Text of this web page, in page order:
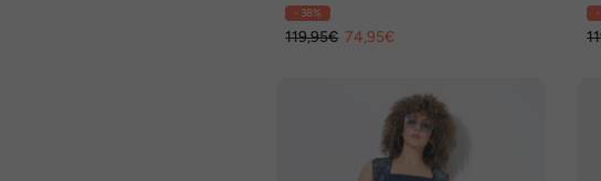
- 38%
119,95€ 74,95€